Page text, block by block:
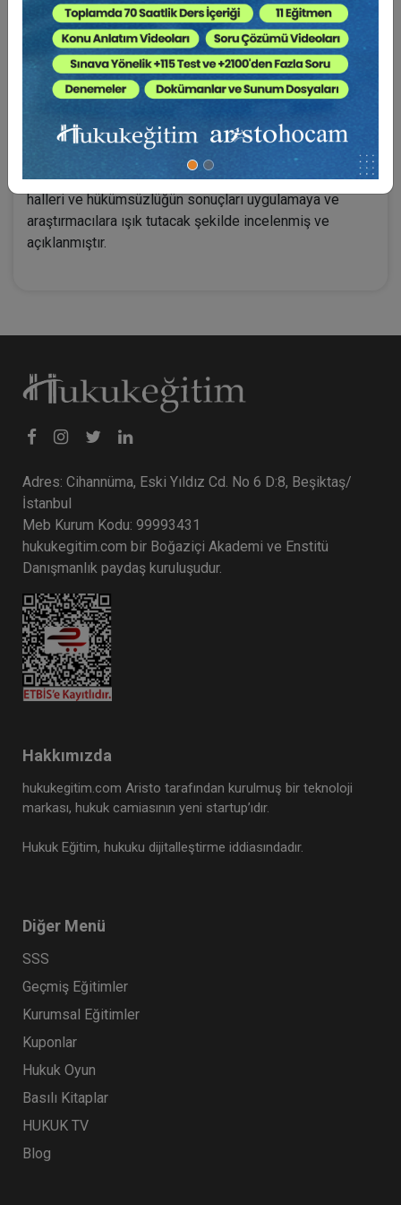
konut yokken maketten yapılan konut satışlarında
tüketicilerin özel kir korumaya ihtiyacı olduğu
gerekçesiyle düzenlenmiştir. Kanunun yürürlüğe
girmesinden sonra ise ikincil düzenleme olarak Ön
Ödemeli Konut Satışları Hakkında Yönetmelik
çıkartılmıştır.
Bu düzenlemeler kapsamında; ön ödemeli konut satış
sözleşmesi ve içeriği, sözleşmenin hükümsüzlük
halleri ve hükümsüzlüğün sonuçları uygulamaya ve
araştırmacılara ışık tutacak şekilde incelenmiş ve
açıklanmıştır.
Adres: Cihannüma, Eski Yıldız Cd. No 6 D:8, Beşiktaş/
İstanbul
Meb Kurum Kodu: 99993431
hukukegitim.com bir Boğaziçi Akademi ve Enstitü
Danışmanlık paydaş kuruluşudur.
Hakkımızda
hukukegitim.com Aristo tarafından kurulmuş bir teknoloji
markası, hukuk camiasının yeni startup’ıdır.
Hukuk Eğitim, hukuku dijitalleştirme iddiasındadır.
Diğer Menü
SSS
Geçmiş Eğitimler
Kurumsal Eğitimler
Kuponlar
Hukuk Oyun
Basılı Kitaplar
HUKUK TV
Blog